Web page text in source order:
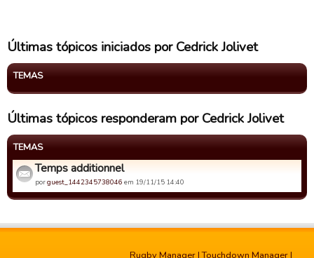
Últimas tópicos iniciados por Cedrick Jolivet
TEMAS
Últimas tópicos responderam por Cedrick Jolivet
TEMAS
Temps additionnel
porguest_1442345738046 em 19/11/15 14:40
Rugby Manager |Touchdown Manager |